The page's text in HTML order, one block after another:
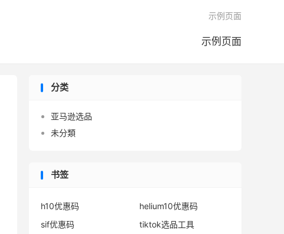
示例页面
示例页面
分类
亚马逊选品
未分類
书签
h10优惠码
helium10优惠码
sif优惠码
tiktok选品工具